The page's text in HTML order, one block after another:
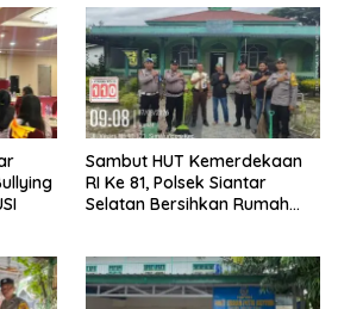
Sambut HUT Kemerdekaan
RI Ke 81, Polsek Siantar
Selatan Bersihkan Rumah